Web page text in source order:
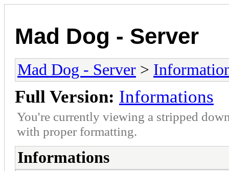
Mad Dog - Server
Mad Dog - Server >
Full Version: Informations
You're currently viewing a stripped
with proper formatting.
Informations